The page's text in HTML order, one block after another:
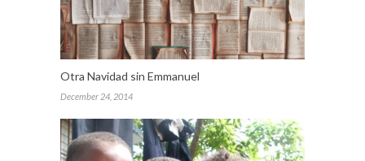
Otra Navidad sin Emmanuel
December 24, 2014